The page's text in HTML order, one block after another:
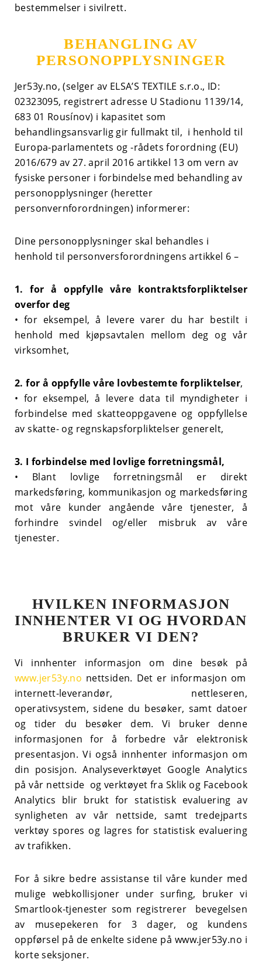
bestemmelser i sivilrett.
BEHANGLING AV
PERSONOPPLYSNINGER
Jer53y.no,(selger av ELSA’S TEXTILE s.r.o., ID:
02323095, registrert adresse U Stadionu 1139/14,
683 01 Rousínov) i kapasitet som
behandlingsansvarlig gir fullmakt til, i henhold til
Europa-parlamentets og -rådets forordning (EU)
2016/679 av 27. april 2016 artikkel 13 om vern av
fysiske personer i forbindelse med behandling av
personopplysninger (heretter
personvernforordningen) informerer:
Dine personopplysninger skal behandles i
henhold til personversforordningens artikkel 6 –
1.for å oppfylle våre kontraktsforpliktelser
overfor deg
•for eksempel, å levere varer du har bestilt i
henhold med kjøpsavtalen mellom deg og vår
virksomhet,
2.for å oppfylle våre lovbestemte forpliktelser,
• for eksempel, å levere data til myndigheter i
forbindelse med skatteoppgavene og oppfyllelse
av skatte- og regnskapsforpliktelser generelt,
3. I forbindelse med lovlige forretningsmål,
• Blant lovlige forretningsmål er direkt
markedsføring, kommunikasjon og markedsføring
mot våre kunder angående våre tjenester, å
forhindre svindel og/eller misbruk av våre
tjenester.
HVILKEN INFORMASJON
INNHENTER VI OG HVORDAN
BRUKER VI DEN?
Vi innhenter informasjon om dine besøk på
www.jer53y.no nettsiden. Det er informasjon om
internett-leverandør, nettleseren,
operativsystem, sidene du besøker, samt datoer
og tider du besøker dem. Vi bruker denne
informasjonen for å forbedre vår elektronisk
presentasjon. Vi også innhenter informasjon om
din posisjon.Analyseverktøyet Google Analytics
på vår nettside og verktøyet fra Sklik og Facebook
Analytics blir brukt for statistisk evaluering av
synligheten av vår nettside, samt tredejparts
verktøy spores og lagres for statistisk evaluering
av trafikken.
For å sikre bedre assistanse til våre kunder med
mulige webkollisjoner under surfing, bruker vi
Smartlook-tjenester som registrerer bevegelsen
av musepekeren for 3 dager, og kundens
oppførsel på de enkelte sidene på www.jer53y.no i
korte seksjoner.